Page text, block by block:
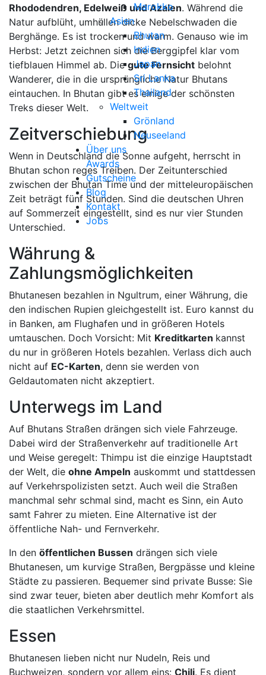
Marokko
Asien
Bhutan
Indien
Japan
Sri Lanka
Thailand
Weltweit
Grönland
Neuseeland
Über uns
Awards
Gutscheine
Blog
Kontakt
Jobs
Rhododendren, Edelweiß und Azalen. Während die
Natur aufblüht, umhüllen dicke Nebelschwaden die
Berghänge. Es ist trocken und warm. Genauso wie im
Herbst: Jetzt zeichnen sich die Berggipfel klar vom
tiefblauen Himmel ab. Diegute Fernsicht belohnt
Wanderer, die in die ursprüngliche Natur Bhutans
eintauchen. In Bhutan gibt es einige der schönsten
Treks dieser Welt.
Zeitverschiebung
Wenn in Deutschland die Sonne aufgeht, herrscht in
Bhutan schon reges Treiben. Der Zeitunterschied
zwischen der Bhutan Time und der mitteleuropäischen
Zeit beträgt fünf Stunden. Sind die deutschen Uhren
auf Sommerzeit eingestellt, sind es nur vier Stunden
Unterschied.
Währung &
Zahlungsmöglichkeiten
Bhutanesen bezahlen in Ngultrum, einer Währung, die
den indischen Rupien gleichgestellt ist. Euro kannst du
in Banken, am Flughafen und in größeren Hotels
umtauschen. Doch Vorsicht: Mit Kreditkarten kannst
du nur in größeren Hotels bezahlen. Verlass dich auch
nicht auf EC-Karten, denn sie werden von
Geldautomaten nicht akzeptiert.
Unterwegs im Land
Auf Bhutans Straßen drängen sich viele Fahrzeuge.
Dabei wird der Straßenverkehr auf traditionelle Art
und Weise geregelt: Thimpu ist die einzige Hauptstadt
der Welt, die ohne Ampeln auskommt und stattdessen
auf Verkehrspolizisten setzt. Auch weil die Straßen
manchmal sehr schmal sind, macht es Sinn, ein Auto
samt Fahrer zu mieten. Eine Alternative ist der
öffentliche Nah- und Fernverkehr.
In den öffentlichen Bussen drängen sich viele
Bhutanesen, um kurvige Straßen, Bergpässe und kleine
Städte zu passieren. Bequemer sind private Busse: Sie
sind zwar teuer, bieten aber deutlich mehr Komfort als
die staatlichen Verkehrsmittel.
Essen
Bhutanesen lieben nicht nur Nudeln, Reis und
Buchweizen, sondern vor allem eins: Chili. Es dient